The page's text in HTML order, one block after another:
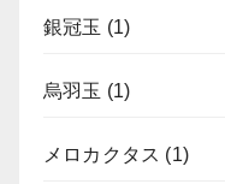
銀冠玉 (1)
烏羽玉 (1)
メロカクタス (1)